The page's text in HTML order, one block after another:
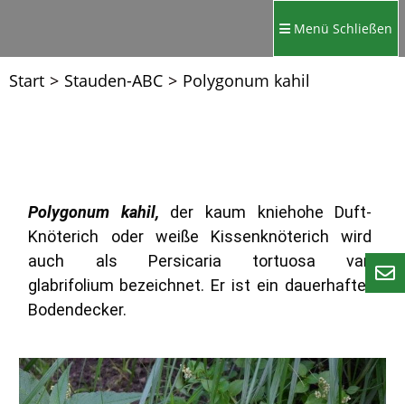
Menü Schließen
Start > Stauden-ABC > Polygonum kahil
Polygonum kahil, der kaum kniehohe Duft-
Knöterich oder weiße Kissenknöterich wird
auch als Persicaria tortuosa var.
glabrifolium bezeichnet. Er ist ein dauerhafter
Bodendecker.